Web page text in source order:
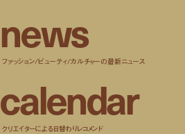
news
ファッション/ビューティ/カルチャーの最新ニュース
calendar
クリエイターによる日替わりレコメンド